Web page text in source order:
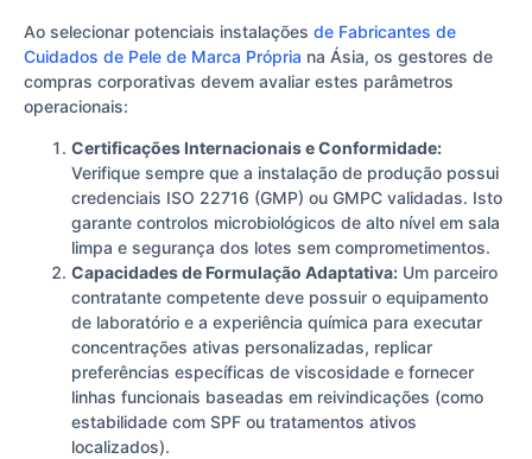
Ao selecionar potenciais instalações de Fabricantes de
Cuidados de Pele de Marca Própria na Ásia, os gestores de
compras corporativas devem avaliar estes parâmetros
operacionais:
Certificações Internacionais e Conformidade:
Verifique sempre que a instalação de produção possui
credenciais ISO 22716 (GMP) ou GMPC validadas. Isto
garante controlos microbiológicos de alto nível em sala
limpa e segurança dos lotes sem comprometimentos.
Capacidades de Formulação Adaptativa: Um parceiro
contratante competente deve possuir o equipamento
de laboratório e a experiência química para executar
concentrações ativas personalizadas, replicar
preferências específicas de viscosidade e fornecer
linhas funcionais baseadas em reivindicações (como
estabilidade com SPF ou tratamentos ativos
localizados).